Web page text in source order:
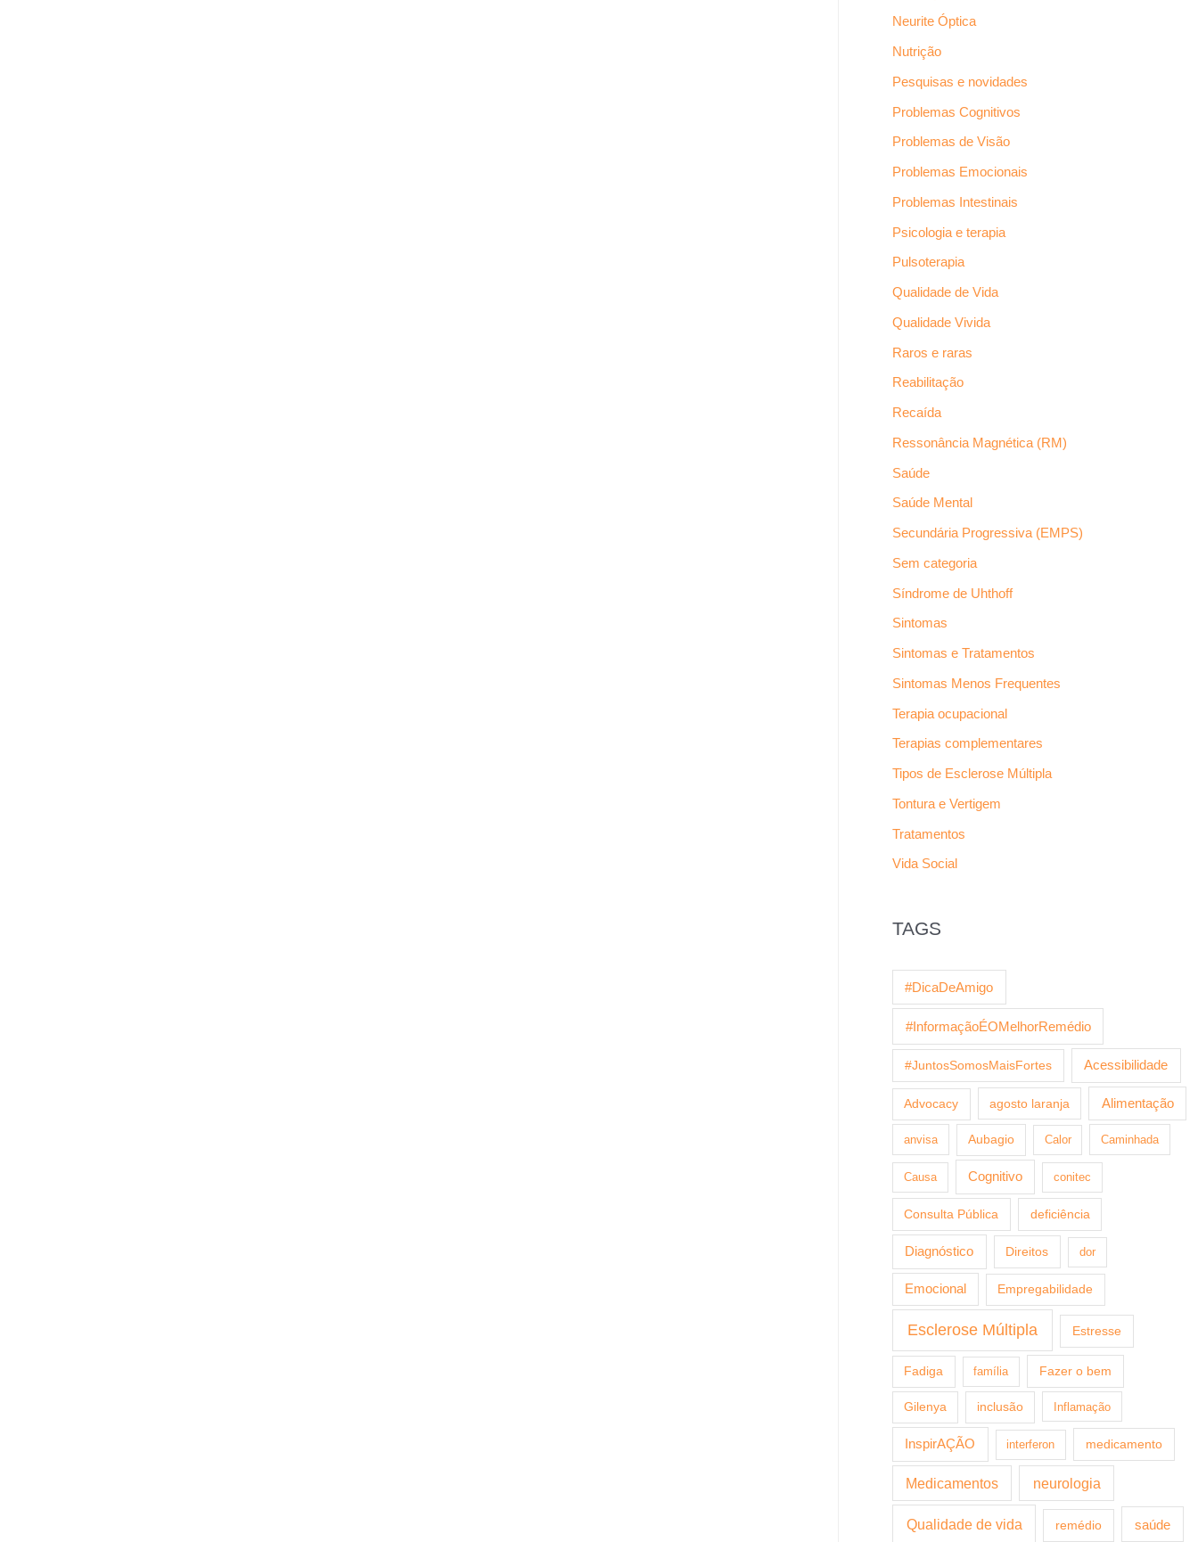
Neurite Óptica
Nutrição
Pesquisas e novidades
Problemas Cognitivos
Problemas de Visão
Problemas Emocionais
Problemas Intestinais
Psicologia e terapia
Pulsoterapia
Qualidade de Vida
Qualidade Vivida
Raros e raras
Reabilitação
Recaída
Ressonância Magnética (RM)
Saúde
Saúde Mental
Secundária Progressiva (EMPS)
Sem categoria
Síndrome de Uhthoff
Sintomas
Sintomas e Tratamentos
Sintomas Menos Frequentes
Terapia ocupacional
Terapias complementares
Tipos de Esclerose Múltipla
Tontura e Vertigem
Tratamentos
Vida Social
TAGS
#DicaDeAmigo
#InformaçãoÉOMelhorRemédio
#JuntosSomosMaisFortes Acessibilidade
Advocacy agosto laranja Alimentação
anvisa Aubagio Calor Caminhada
Causa Cognitivo conitec
Consulta Pública deficiência
Diagnóstico Direitos dor
Emocional Empregabilidade
Esclerose Múltipla Estresse
Fadiga família Fazer o bem
Gilenya inclusão Inflamação
InspirAÇÃO interferon medicamento
Medicamentos neurologia
Qualidade de vida remédio saúde